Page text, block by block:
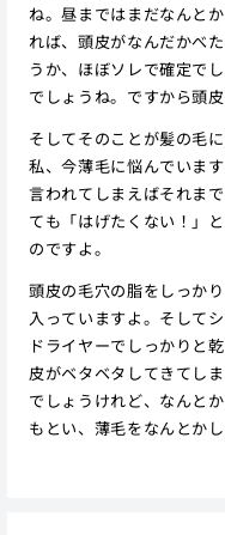
ね。昼まではまだなんと
れば、頭皮がなんだかべ
うか、ほぼソレで確定で
でしょうね。ですから頭
そしてそのことが髪の毛
私、今薄毛に悩んでいま
言われてしまえばそれま
ても「はげたくない！」
のですよ。
頭皮の毛穴の脂をしっか
入っていますよ。そして
ドライヤーでしっかりと
皮がベタベタしてきてし
でしょうけれど、なんと
もとい、薄毛をなんとかし